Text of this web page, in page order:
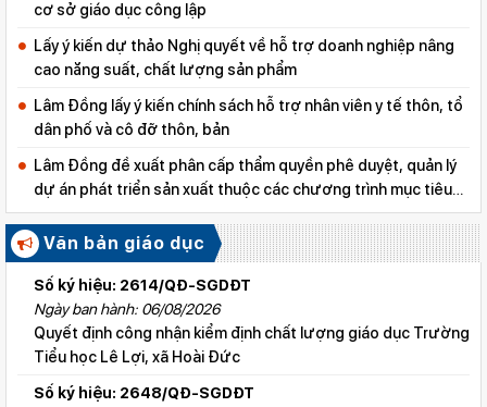
cơ sở giáo dục công lập
Lấy ý kiến dự thảo Nghị quyết về hỗ trợ doanh nghiệp nâng
cao năng suất, chất lượng sản phẩm
Lâm Đồng lấy ý kiến chính sách hỗ trợ nhân viên y tế thôn, tổ
dân phố và cô đỡ thôn, bản
Lâm Đồng đề xuất phân cấp thẩm quyền phê duyệt, quản lý
dự án phát triển sản xuất thuộc các chương trình mục tiêu
quốc gia
Văn bản giáo dục
Số ký hiệu: 2614/QĐ-SGDĐT
Ngày ban hành: 06/08/2026
Quyết định công nhận kiểm định chất lượng giáo dục Trường
Tiểu học Lê Lợi, xã Hoài Đức
Số ký hiệu: 2648/QĐ-SGDĐT